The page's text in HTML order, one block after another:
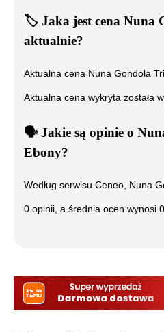
🏷️ Jaka jest cena Nuna
aktualnie?
Aktualna cena Nuna Gondola
Aktualna cena wykryta została
🗣️ ️ Jakie są opinie o
Ebony?
Według serwisu Ceneo, Nuna
0 opinii, a średnia ocen wynosi